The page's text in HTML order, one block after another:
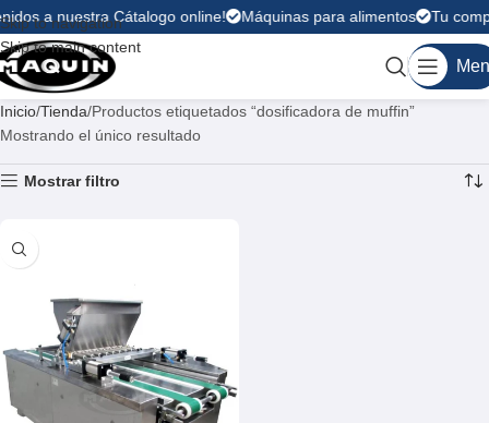
Skip to navigation
Skip to main content
a nuestra Cátalogo online! Máquinas para alimentos Tu
Inicio Tienda Productos etiquetados “dosificadora de muffin”
Mostrando el único resultado
Mostrar filtro